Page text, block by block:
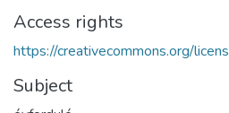
Access rights
https://creativecommons.org/
Subject